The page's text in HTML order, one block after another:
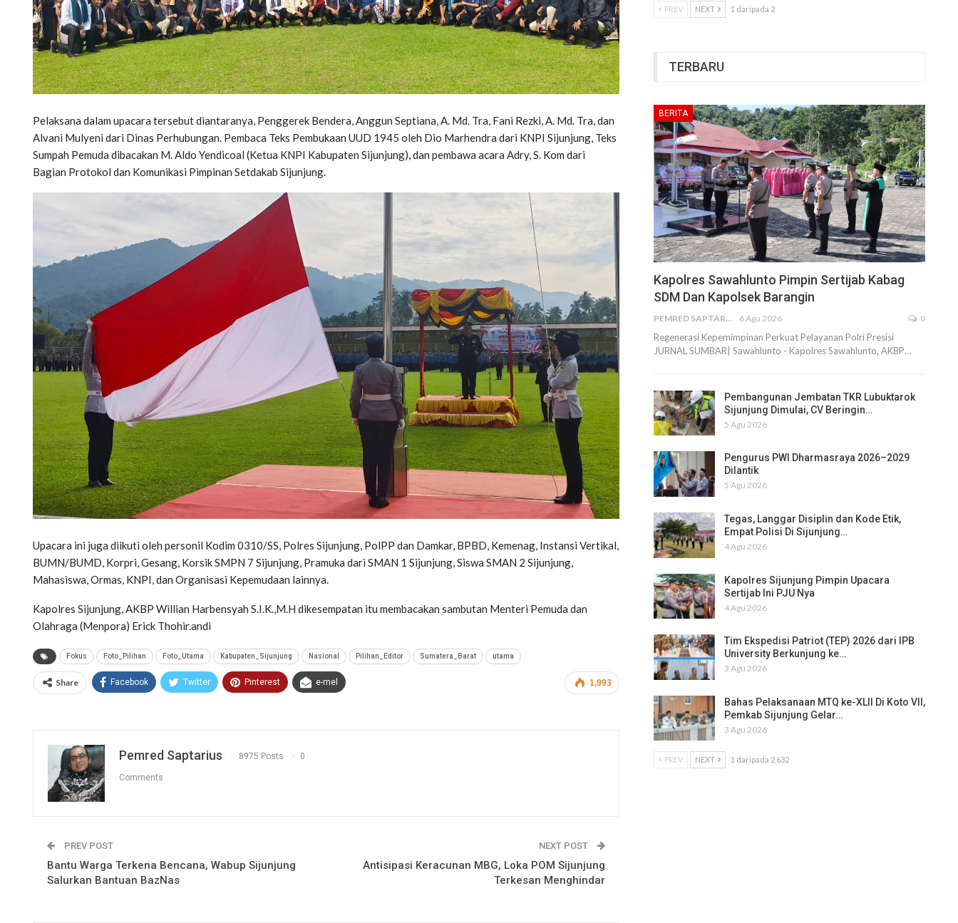
Pelaksana dalam upacara tersebut diantaranya, Penggerek Bendera, Anggun Septiana, A. Md. Tra, Fani Rezki, A. Md. Tra, dan
Alvani Mulyeni dari Dinas Perhubungan. Pembaca Teks Pembukaan UUD 1945 oleh Dio Marhendra dari KNPI Sijunjung, Teks
Sumpah Pemuda dibacakan M. Aldo Yendicoal (Ketua KNPI Kabupaten Sijunjung), dan pembawa acara Adry, S. Kom dari
Bagian Protokol dan Komunikasi Pimpinan Setdakab Sijunjung.
Upacara ini juga diikuti oleh personil Kodim 0310/SS, Polres Sijunjung, PolPP dan Damkar, BPBD, Kemenag, Instansi Vertikal,
BUMN/BUMD, Korpri, Gesang, Korsik SMPN 7 Sijunjung, Pramuka dari SMAN 1 Sijunjung, Siswa SMAN 2 Sijunjung,
Mahasiswa, Ormas, KNPI, dan Organisasi Kepemudaan lainnya.
Kapolres Sijunjung, AKBP Willian Harbensyah S.I.K.,M.H dikesempatan itu membacakan sambutan Menteri Pemuda dan
Olahraga (Menpora) Erick Thohir.andi
Fokus Foto_Pilihan Foto_Utama Kabupaten_Sijunjung Nasional Pilihan_Editor Sumatera_Barat utama
1,993
Share Facebook Twitter Pinterest e-mel
Pemred Saptarius 8975 Posts 0
Comments
PREV POST
Bantu Warga Terkena Bencana, Wabup Sijunjung
Salurkan Bantuan BazNas
NEXT POST
Antisipasi Keracunan MBG, Loka POM Sijunjung
Terkesan Menghindar
PREV NEXT 1 daripada 2
TERBARU
BERITA
Kapolres Sawahlunto Pimpin Sertijab Kabag
SDM Dan Kapolsek Barangin
PEMRED SAPTARIUS 6 Agu 2026 0
Regenerasi Kepemimpinan Perkuat Pelayanan Polri Presisi
JURNAL SUMBAR| Sawahlunto - Kapolres Sawahlunto, AKBP…
Pembangunan Jembatan TKR Lubuktarok
Sijunjung Dimulai, CV Beringin…
5 Agu 2026
Pengurus PWI Dharmasraya 2026–2029
Dilantik
5 Agu 2026
Tegas, Langgar Disiplin dan Kode Etik,
Empat Polisi Di Sijunjung…
4 Agu 2026
Kapolres Sijunjung Pimpin Upacara
Sertijab Ini PJU Nya
4 Agu 2026
Tim Ekspedisi Patriot (TEP) 2026 dari IPB
University Berkunjung ke…
3 Agu 2026
Bahas Pelaksanaan MTQ ke-XLII Di Koto VII,
Pemkab Sijunjung Gelar…
3 Agu 2026
PREV NEXT 1 daripada 2,632